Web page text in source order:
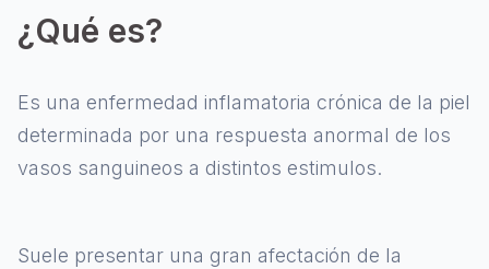
¿Qué es?
Es una enfermedad inflamatoria crónica de la piel
determinada por una respuesta anormal de los
vasos sanguineos a distintos estimulos.
Suele presentar una gran afectación de la